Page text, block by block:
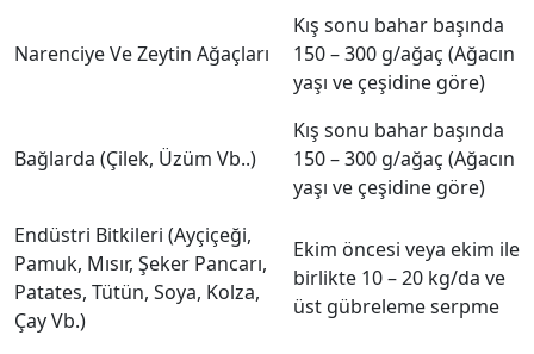
Narenciye Ve Zeytin Ağaçları
Kış sonu bahar başında
150 – 300 g/ağaç (Ağacın
yaşı ve çeşidine göre)
Bağlarda (Çilek, Üzüm Vb..)
Kış sonu bahar başında
150 – 300 g/ağaç (Ağacın
yaşı ve çeşidine göre)
Endüstri Bitkileri (Ayçiçeği,
Pamuk, Mısır, Şeker Pancarı,
Patates, Tütün, Soya, Kolza,
Çay Vb.)
Ekim öncesi veya ekim ile
birlikte 10 – 20 kg/da ve
üst gübreleme serpme